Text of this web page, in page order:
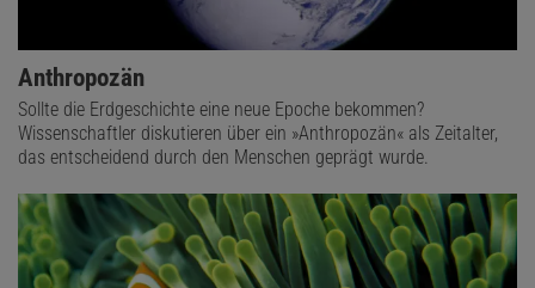
Anthropozän
Sollte die Erdgeschichte eine neue Epoche bekommen?
Wissenschaftler diskutieren über ein »Anthropozän« als Zeitalter,
das entscheidend durch den Menschen geprägt wurde.